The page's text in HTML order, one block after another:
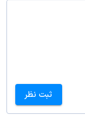
ثبت نظر